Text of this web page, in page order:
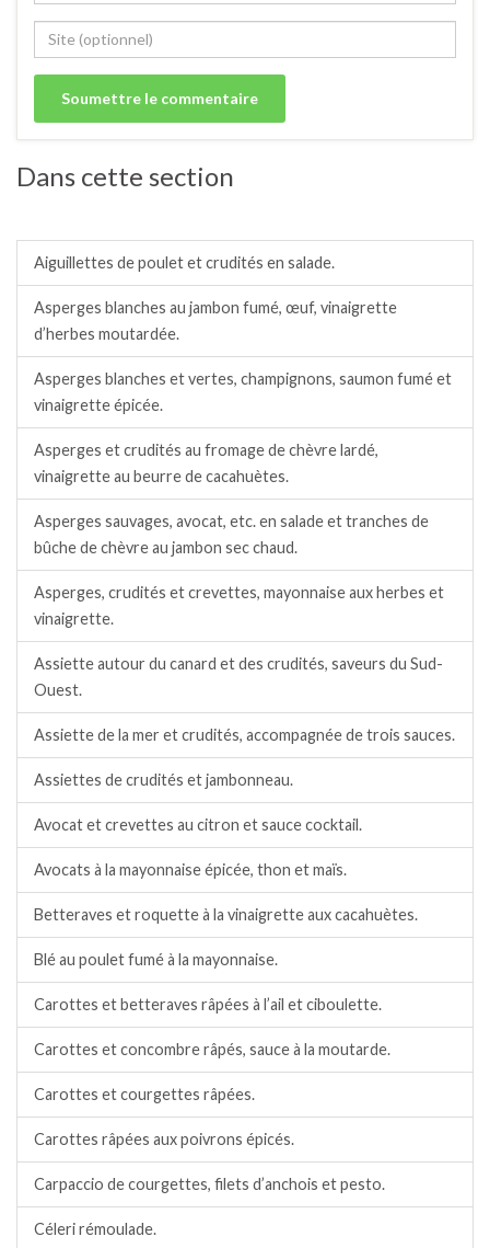
Dans cette section
Aiguillettes de poulet et crudités en salade.
Asperges blanches au jambon fumé, œuf, vinaigrette
d’herbes moutardée.
Asperges blanches et vertes, champignons, saumon fumé et
vinaigrette épicée.
Asperges et crudités au fromage de chèvre lardé,
vinaigrette au beurre de cacahuètes.
Asperges sauvages, avocat, etc. en salade et tranches de
bûche de chèvre au jambon sec chaud.
Asperges, crudités et crevettes, mayonnaise aux herbes et
vinaigrette.
Assiette autour du canard et des crudités, saveurs du Sud-
Ouest.
Assiette de la mer et crudités, accompagnée de trois sauces.
Assiettes de crudités et jambonneau.
Avocat et crevettes au citron et sauce cocktail.
Avocats à la mayonnaise épicée, thon et maïs.
Betteraves et roquette à la vinaigrette aux cacahuètes.
Blé au poulet fumé à la mayonnaise.
Carottes et betteraves râpées à l’ail et ciboulette.
Carottes et concombre râpés, sauce à la moutarde.
Carottes et courgettes râpées.
Carottes râpées aux poivrons épicés.
Carpaccio de courgettes, filets d’anchois et pesto.
Céleri rémoulade.